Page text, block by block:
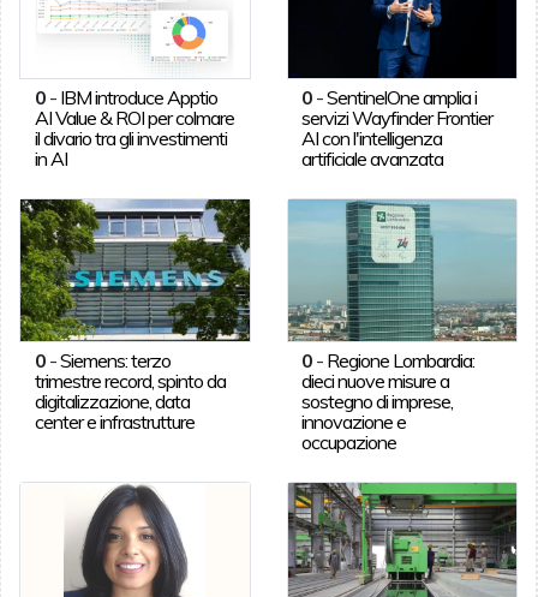
0- IBM introduce Apptio
AI Value & ROI per colmare
il divario tra gli investimenti
in AI
0 -SentinelOne amplia i
servizi Wayfinder Frontier
AI con l'intelligenza
artificiale avanzata
0-Siemens: terzo
trimestre record, spinto da
digitalizzazione, data
center e infrastrutture
0 - Regione Lombardia:
dieci nuove misure a
sostegno di imprese,
innovazione e
occupazione